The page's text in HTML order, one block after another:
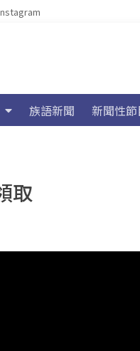
族語新聞 新聞性節
取